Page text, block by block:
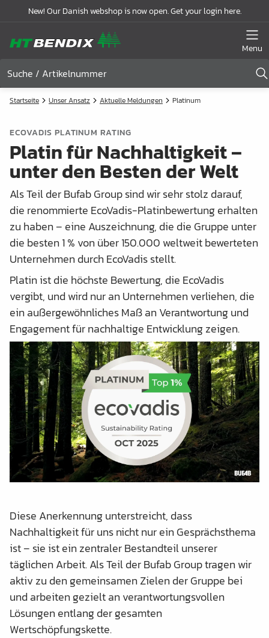
New! Our Danish webshop is now open. Get your login here.
Menu
Startseite Unser Ansatz Aktuelle Meldungen Platinum
ECOVADIS PLATINUM RATING
Platin für Nachhaltigkeit –
unter den Besten der Welt
Als Teil der Bufab Group sind wir sehr stolz darauf,
die renommierte EcoVadis-Platinbewertung erhalten
zu haben – eine Auszeichnung, die die Gruppe unter
die besten 1 % von über 150.000 weltweit bewerteten
Unternehmen durch EcoVadis stellt.
Platin ist die höchste Bewertung, die EcoVadis
vergibt, und wird nur an Unternehmen verliehen, die
ein außergewöhnliches Maß an Verantwortung und
Engagement für nachhaltige Entwicklung zeigen.
Diese Anerkennung unterstreicht, dass
Nachhaltigkeit für uns nicht nur ein Gesprächsthema
ist – sie ist ein zentraler Bestandteil unserer
täglichen Arbeit. Als Teil der Bufab Group tragen wir
aktiv zu den gemeinsamen Zielen der Gruppe bei
und arbeiten gezielt an verantwortungsvollen
Lösungen entlang der gesamten
Wertschöpfungskette.